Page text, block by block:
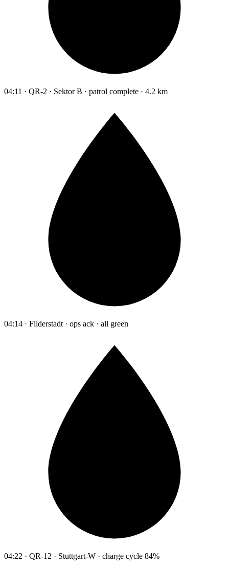
04:11 · QR-2 · Sektor B · patrol complete · 4.2 km
04:14 · Filderstadt · ops ack · all green
04:22 · QR-12 · Stuttgart-W · charge cycle 84%